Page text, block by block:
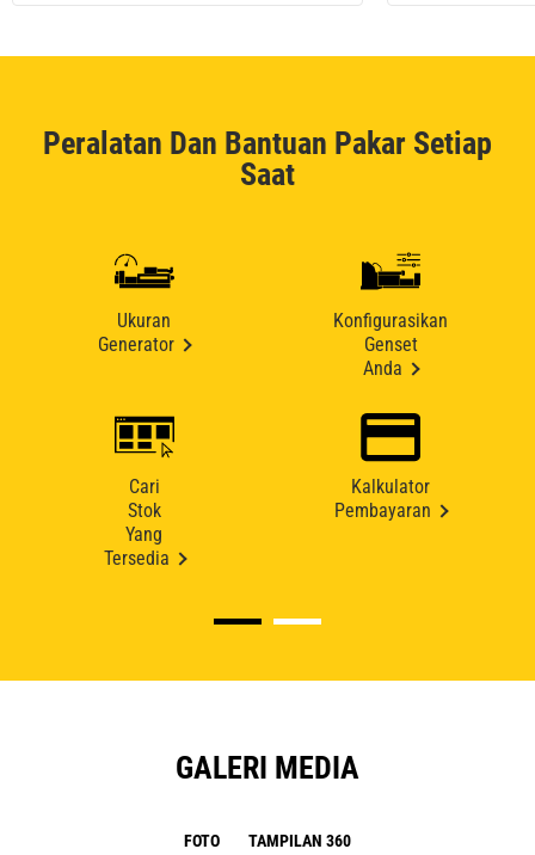
Peralatan Dan Bantuan Pakar Setiap
Saat
Ukuran
Generator
Konfigurasikan
Genset
Anda
Cari
Stok
Yang
Tersedia
Kalkulator
Pembayaran
GALERI MEDIA
FOTO TAMPILAN 360